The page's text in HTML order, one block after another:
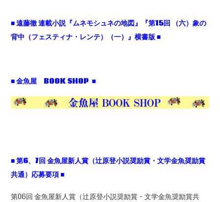
■遠藤徹連載小説『ムネモシュネの地図』『第15回
（六）象の
背中（フェスティナ・レンテ）（一）』横書版 ■
■ 金魚屋 BOOK SHOP ■
■第6、7回金魚屋新人賞（辻原登小説奨励賞・文学金魚奨励賞
共通）応募要項■
第06回 金魚屋新人賞（辻原登小説奨励賞・文学金魚奨励賞共